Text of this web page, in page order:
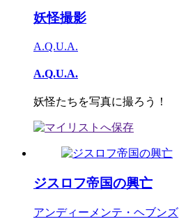
妖怪撮影
A.Q.U.A.
A.Q.U.A.
妖怪たちを写真に撮ろう！
ジスロフ帝国の興亡
アンディーメンテ・ヘブンズ